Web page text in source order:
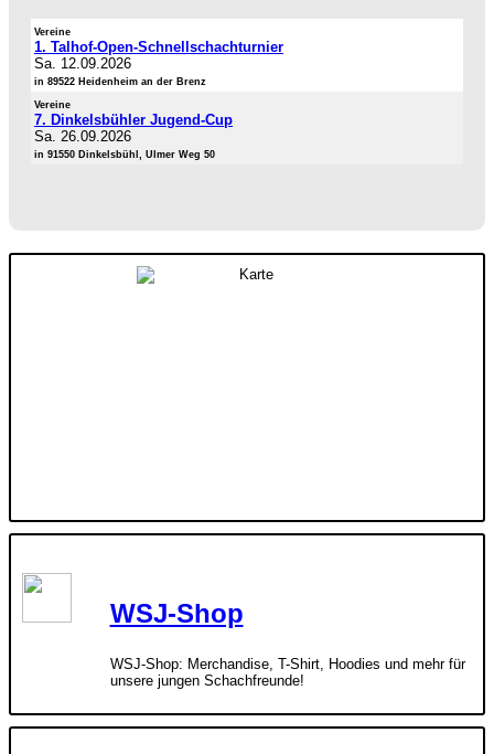
Vereine
1. Talhof-Open-Schnellschachturnier
Sa. 12.09.2026
in 89522 Heidenheim an der Brenz
Vereine
7. Dinkelsbühler Jugend-Cup
Sa. 26.09.2026
in 91550 Dinkelsbühl, Ulmer Weg 50
WSJ-Shop
WSJ-Shop: Merchandise, T-Shirt, Hoodies und mehr für
unsere jungen Schachfreunde!